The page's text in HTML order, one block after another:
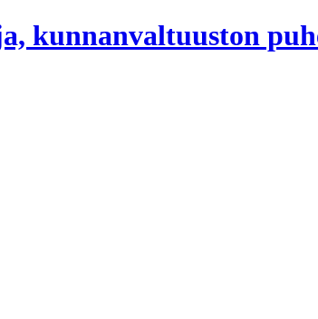
kunnanvaltuuston